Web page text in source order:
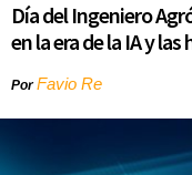
Día del Ingeniero
en la era de la IA y
PorFavio Re